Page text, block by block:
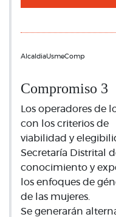
AlcaldiaUsmeComp
Compromiso 3
Los operadores de
con los criterios de
viabilidad y
Secretaría Distrital
conocimiento y
los enfoques de
de las mujeres.
Se generarán